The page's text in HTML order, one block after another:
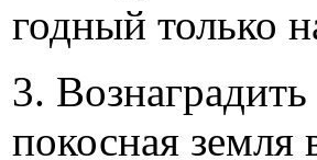
годный только
3.
покосная земля